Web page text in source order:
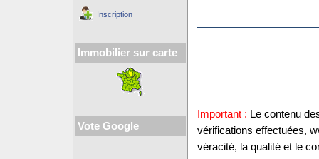
Inscription
Immobilier sur carte
Vote Google
Important : Le contenu
vérifications effectuées,
véracité, la qualité et le